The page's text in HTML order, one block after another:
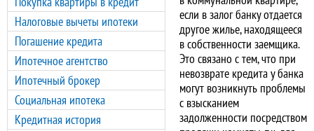
Налоговые вычеты ипотеки
Погашение кредита
Ипотечное агентство
Ипотечный брокер
Социальная ипотека
Кредитная история
если в залог банку отдается
другое жилье, находящееся
в собственности заемщика.
Это связано с тем, что при
невозврате кредита у банка
могут возникнуть проблемы
с взысканием
задолженности посредством